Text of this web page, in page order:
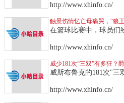
http://www.xhinfo.cn/
触景伤情忆亡母痛哭，“狼
在篮球比赛中，球员们
http://www.xhinfo.cn/
威少181次“三双”有多狂？
威斯布鲁克的181次"三
http://www.xhinfo.cn/